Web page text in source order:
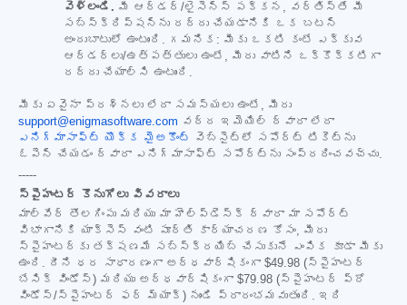
వెళ్లండి. మీ ఆర్డర్/లైసెన్స్ పక్కన, వర్తిస్తే మీ
సబ్‌స్క్రిప్షన్‌ను రద్దు చేయడానికి ఒక బటన్
అందుబాటులో ఉంటుంది. గమనిక: మీకు ఒకటి కంటే ఎక్కువ
ఆర్డర్‌లు/ఉత్పత్తులు ఉంటే, మీరు వాటిని ఒక్కొక్కటిగా
రద్దు చేయాల్సి ఉంటుంది.
మీకు ఏవైనా ప్రశ్నలు లేదా సమస్యలు ఉంటే, మీరు
support@enigmasoftware.com వద్ద ఇమెయిల్ ద్వారా లేదా
ఎనిగ్మాసాఫ్ట్ యొక్క మైఅకౌంట్
వెబ్‌సైట్‌లో సపోర్ట్ టికెట్‌ను
ఓపెన్ చేయడం ద్వారా ఎనిగ్మాసాఫ్ట్ సపోర్ట్‌ను సంప్రదించవచ్చు.
-----
స్పైహంటర్ కొనుగోలు వివరాలు
మాల్‌వేర్ తొలగింపు మరియు మా హెల్ప్‌డెస్క్ ద్వారా మా సపోర్ట్
విభాగానికి యాక్సెస్ వంటి పూర్తి కార్యాచరణ కోసం, మీరు
స్పైహంటర్‌కు తక్షణమే సబ్‌స్క్రయిబ్ చేసుకునే ఎంపిక కూడా మీకు
ఉంది. దీని ధర సాధారణంగా అర్ధవార్షికంగా $49.98 (స్పైహంటర్
బేసిక్ విండోస్) మరియు అర్ధవార్షికంగా $79.98 (స్పైహంటర్ ప్రో
విండోస్/స్పైహంటర్ ఫర్ మ్యాక్) నుండి ప్రారంభమవుతుంది. ఇది